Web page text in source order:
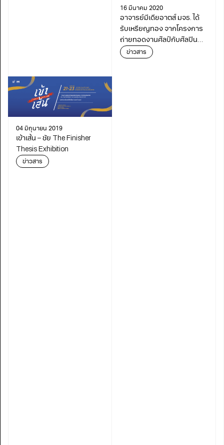
16 มีนาคม 2020
อาจารย์มีเดียอาตส์ มจธ. ได้
รับเหรียญทอง จากโครงการ
ถ่ายทอดงานศิลป์กับศิลปิน
แห่งชาติ
ข่าวสาร
04 มิถุนายน 2019
เข้าเส้น – ชัย The Finisher
Thesis Exhibition
ข่าวสาร